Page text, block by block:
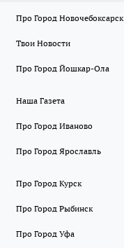
Про Город Новочебоксарск
Твои Новости
Про Город Йошкар-Ола
Наша Газета
Про Город Иваново
Про Город Ярославль
Про Город Курск
Про Город Рыбинск
Про Город Уфа